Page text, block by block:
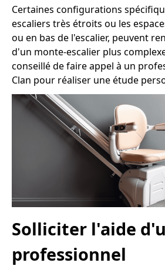
Certaines configurations
escaliers très étroits ou les
ou en bas de l'escalier, peuvent
d'un monte-escalier plus
conseillé de faire appel à un
Clan pour réaliser une étude
Solliciter l'aide
professionnel